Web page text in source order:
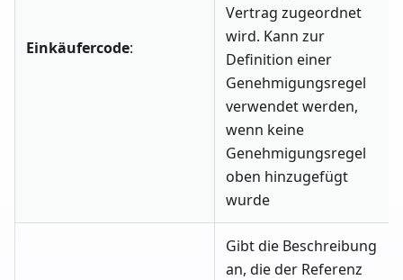
Einkäufercode:
Vertrag zugeordnet
wird. Kann zur
Definition einer
Genehmigungsregel
verwendet werden,
wenn keine
Genehmigungsregel
oben hinzugefügt
wurde
Gibt die Beschreibung
an, die der Referenz